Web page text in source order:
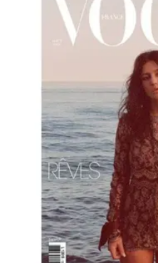
Astuces Pour Économiser
Économies Quotidiennes
Énergie
Voyages
Astuces Pour Économiser